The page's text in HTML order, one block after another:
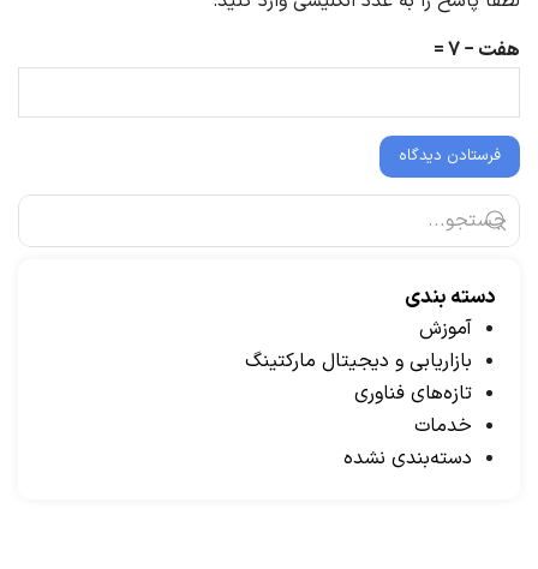
دسته بندی
آموزش
بازاریابی و دیجیتال مارکتینگ
تازه‌های فناوری
خدمات
دسته‌بندی نشده
هفت − 7 =